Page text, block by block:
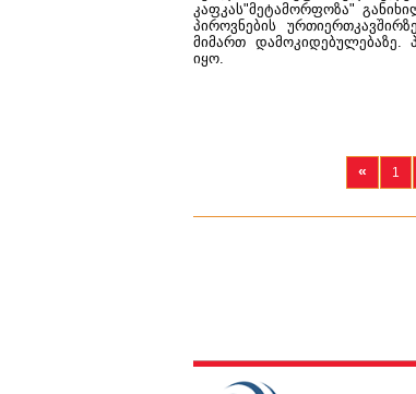
კაფკას"მეტამორფოზა"
პიროვნების
მიმართ დამოკიდებულებაზე.
იყო.
« 1